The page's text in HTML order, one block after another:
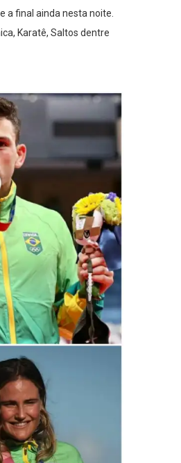
a final ainda nesta noite.
Karatê, Saltos dentre